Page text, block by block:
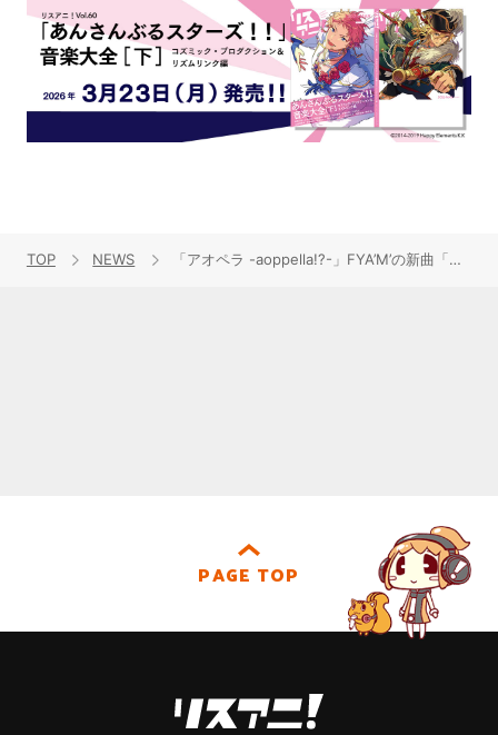
TOP NEWS 「アオペラ -aoppella!?-」FYA’M’の新曲「カラフル」のshort ver.MVを公開！ 2周年イベントへ濱野大輝、小野賢章、増元拓也、武内駿輔の出演が決定
PAGE TOP